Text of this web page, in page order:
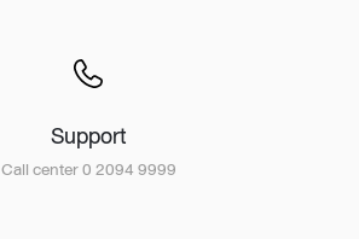
Support
Call center 0 2094 9999